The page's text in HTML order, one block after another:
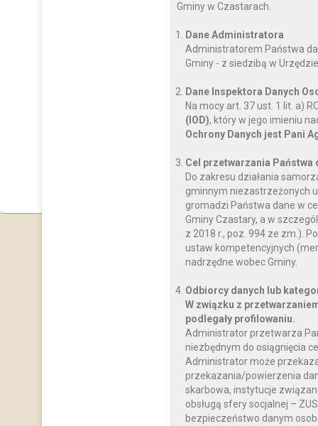
Gminy w Czastarach.
Dane Administratora
Administratorem Państwa
Gminy - z siedzibą w
Dane Inspektora Danych
Na mocy art. 37 ust. 1 lit. a)
(IOD), który w jego imieniu
Ochrony Danych jest Pani
Cel przetwarzania Państwa
Do zakresu działania
gminnym niezastrzeżonych
gromadzi Państwa dane w
Gminy Czastary, a w
z 2018 r., poz. 994 ze zm.).
ustaw kompetencyjnych
nadrzędne wobec Gminy.
Odbiorcy danych lub
W związku z
podlegały profilowaniu.
Administrator przetwarza
niezbędnym do osiągnięcia
Administrator może
przekazania/powierzenia
skarbowa, instytucje
obsługą sfery socjalnej –
bezpieczeństwo danym